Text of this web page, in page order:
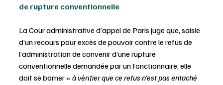
de rupture conventionnelle
La Cour administrative d’appel de Paris juge que, saisie
d’un recours pour excès de pouvoir contre le refus de
l’administration de convenir d’une rupture
conventionnelle demandée par un fonctionnaire, elle
doit se borner « à vérifier que ce refus n’est pas entaché